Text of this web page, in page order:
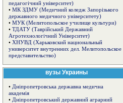
педагогічний університет)
• МК ЗДМУ (Медичний коледж Запорізького
державного медичного університету)
• МУК (Мелитопольское училище культури)
• ТДАТУ (Таврійський Державний
Агротехнологічний Університет)
• ХНУВД (Харьковский национальный
университет внутренних дел. Мелитопольское
представительство)
вузы Украины
• Дніпропетровська державна медична
академія
• Дніпропетровський державний аграрний